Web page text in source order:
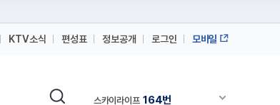
KTV소식 편성표 정보공개 로그인 모바일
검색 채널안내 펼쳐
스카이라이프 164번
스카이라이프 164번